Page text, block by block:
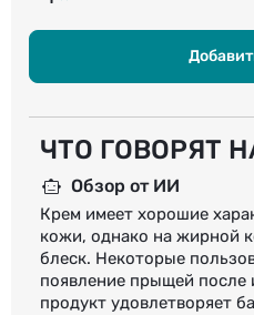
ЧТО ГОВОРЯТ
Обзор от ИИ
Крем имеет хорошие
кожи, однако на жирной
блеск. Некоторые
появление прыщей после
продукт удовлетворяет